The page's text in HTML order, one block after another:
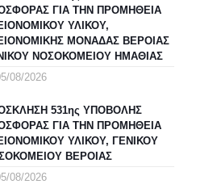
ΓΙΑ ΤΗΝ ΠΡΟΜΗΘΕΙΑ
ΥΛΙΚΟΥ,
ΜΟΝΑΔΑΣ ΒΕΡΟΙΑΣ
ΝΟΣΟΚΟΜΕΙΟΥ ΗΜΑΘΙΑΣ
08/2026
531ης ΥΠΟΒΟΛΗΣ
ΓΙΑ ΤΗΝ ΠΡΟΜΗΘΕΙΑ
ΥΛΙΚΟΥ, ΓΕΝΙΚΟΥ
ΒΕΡΟΙΑΣ
08/2026